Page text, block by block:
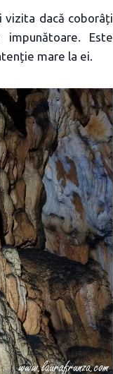
vizita dacă coborâți
Este
mare la ei.